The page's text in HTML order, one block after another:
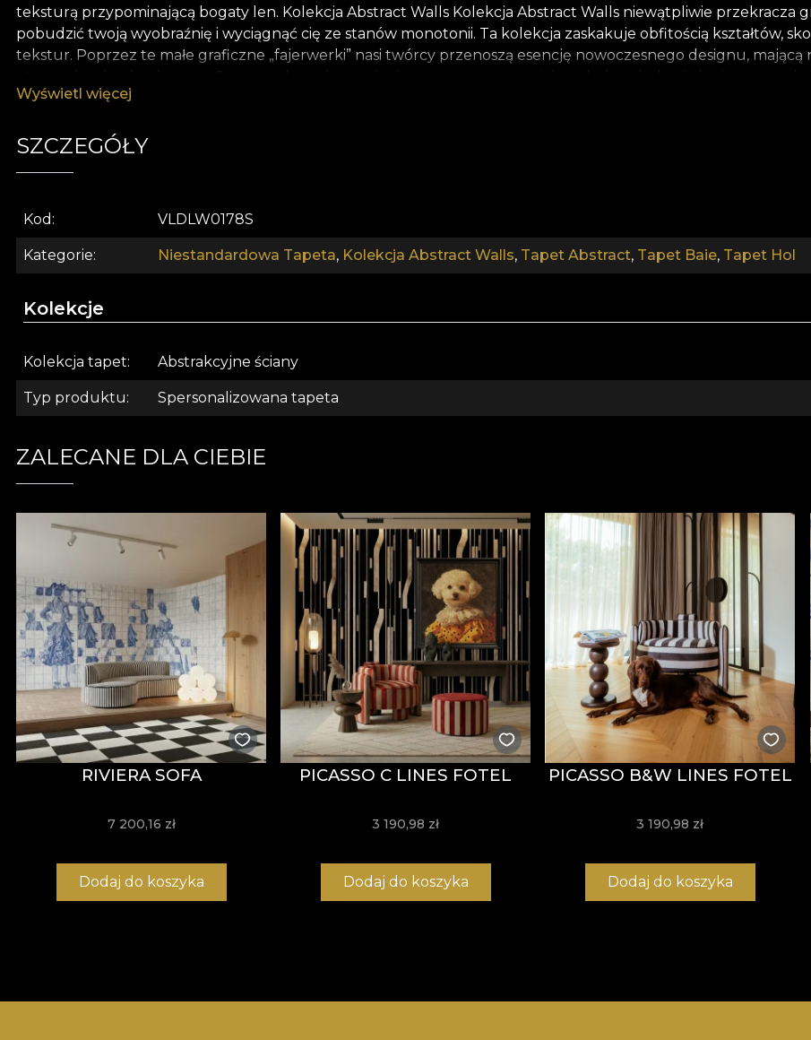
teksturą przypominającą bogaty len. Kolekcja Abstract Walls Kolekcja Abstract Walls niewątpliwie przekracza
pobudzić twoją wyobraźnię i wyciągnąć cię ze stanów monotonii. Ta kolekcja zaskakuje obfitością kształtów,
tekstur. Poprzez te małe graficzne „fajerwerki” nasi twórcy przenoszą esencję nowoczesnego designu,
odpowiedzi na głównie figuratywne sztuki, które bezpośrednio przedstawiały rzeczywistość świata. Miała na
Pewne odniesienia istnieją, aby wyrazić bardziej ukryte i subtelniejsze aspekty, ukryte za niewyrażalnymi
Wyświetl więcej
SZCZEGÓŁY
Kod VLDLW0178S
Kategorie Niestandardowa Tapeta, Kolekcja Abstract Walls, Tapet Abstract, Tapet Baie, Tapet Hol
Kolekcje
Kolekcja tapet Abstrakcyjne ściany
Typ produktu Spersonalizowana tapeta
ZALECANE DLA CIEBIE
RIVIERA SOFA
7 200,16 zł
Dodaj do koszyka
PICASSO C LINES FOTEL
3 190,98 zł
Dodaj do koszyka
PICASSO B&W LINES FOTEL
3 190,98 zł
Dodaj do koszyka